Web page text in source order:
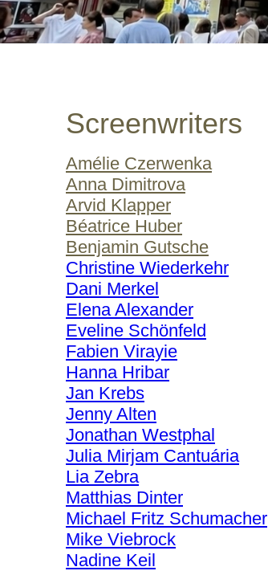
Screenwriters
Amélie Czerwenka
Anna Dimitrova
Arvid Klapper
Béatrice Huber
Benjamin Gutsche
Christine Wiederkehr
Dani Merkel
Elena Alexander
Eveline Schönfeld
Fabien Virayie
Hanna Hribar
Jan Krebs
Jenny Alten
Jonathan Westphal
Julia Mirjam Cantuária
Lia Zebra
Matthias Dinter
Michael Fritz Schumacher
Mike Viebrock
Nadine Keil